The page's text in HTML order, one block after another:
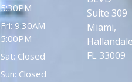
5:30PM
Fri: 9:30AM –
5:00PM
Sat: Closed
Sun: Closed
Suite 309
Miami,
FL 33009